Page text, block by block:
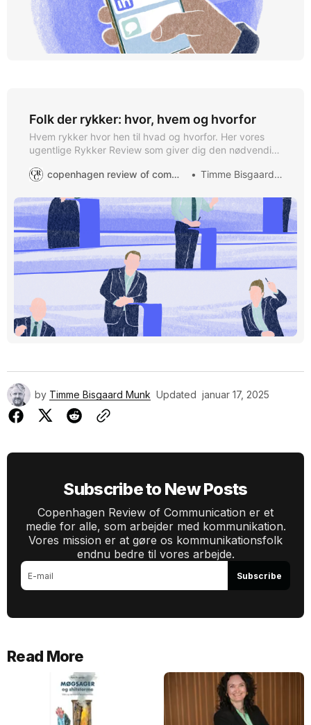
Folk der rykker: hvor, hvem og hvorfor
Hvem rykker hvor hen til hvad og hvorfor. Her vores
ugentlige Rykker Review som giver dig den nødvendige
kontorchef i Finansministeriet til en ny stilling som vice
Matas Group. Hun udtrykker stor begejstring for
copenhagen review of communication Timme Bisgaard Munk
by Timme Bisgaard Munk Updated januar 17, 2025
Subscribe to New Posts
Copenhagen Review of Communication er et
medie for alle, som arbejder med kommunikation.
Vores mission er at gøre os kommunikationsfolk
endnu bedre til vores arbejde.
Subscribe
Read More